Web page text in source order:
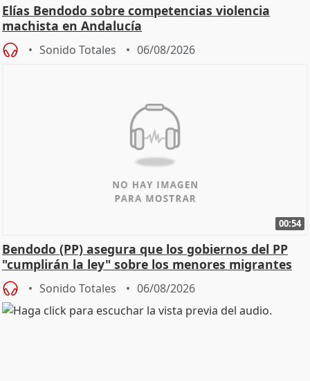
Elías Bendodo sobre competencias violencia
machista en Andalucía
Sonido Totales 06/08/2026
00:54
Bendodo (PP) asegura que los gobiernos del PP
"cumplirán la ley" sobre los menores migrantes
Sonido Totales 06/08/2026